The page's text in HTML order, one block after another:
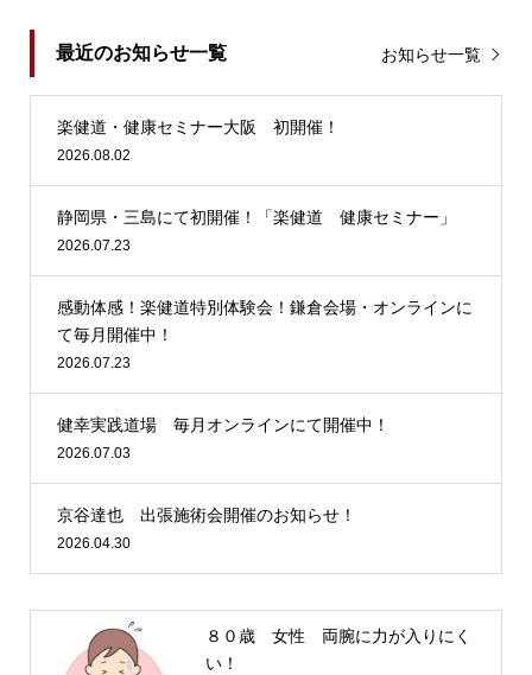
最近のお知らせ一覧 お知らせ一覧
楽健道・健康セミナー大阪 初開催！
2026.08.02
静岡県・三島にて初開催！「楽健道 健康セミナー」
2026.07.23
感動体感！楽健道特別体験会！鎌倉会場・オンラインに
て毎月開催中！
2026.07.23
健幸実践道場 毎月オンラインにて開催中！
2026.07.03
京谷達也 出張施術会開催のお知らせ！
2026.04.30
８０歳 女性 両腕に力が入りにく
い！